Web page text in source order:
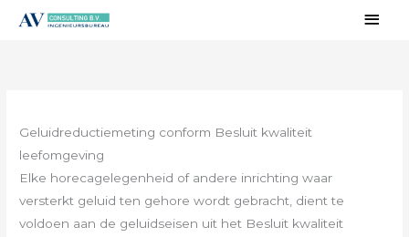
Geluidreductiemeting conform Besluit kwaliteit
leefomgeving
Elke horecagelegenheid of andere inrichting waar
versterkt geluid ten gehore wordt gebracht, dient te
voldoen aan de geluidseisen uit het Besluit kwaliteit